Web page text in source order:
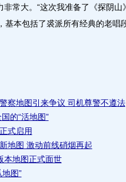
非常大。“这次我准备了《探阴
基本包括了裘派所有经典的老唱
察地图引来争议 司机尊警不遵法
的“活地图”
式启用
地图 激动前线硝烟再起
本地图正式面世
图”